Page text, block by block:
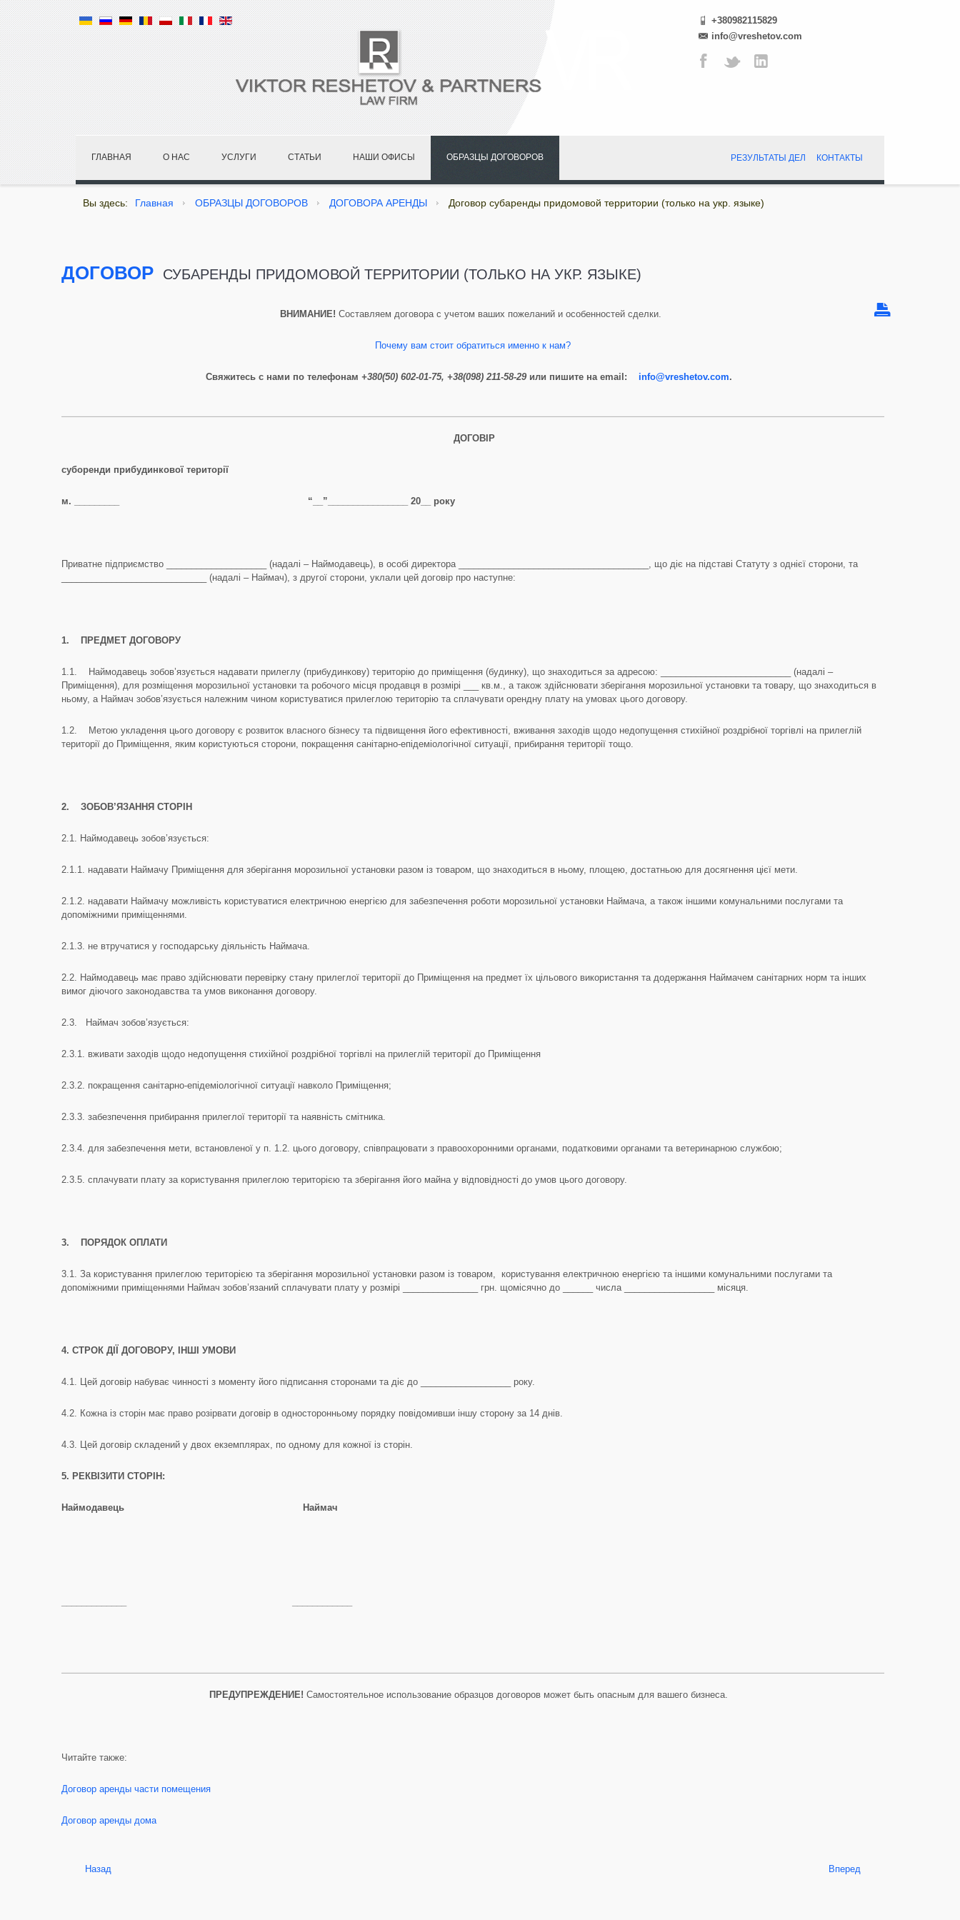
+380982115829
info@vreshetov.com
РЕЗУЛЬТАТЫ ДЕЛ КОНТАКТЫ
ГЛАВНАЯ О НАС УСЛУГИ СТАТЬИ НАШИ ОФИСЫ ОБРАЗЦЫ ДОГОВОРОВ
Вы здесь: Главная ОБРАЗЦЫ ДОГОВОРОВ ДОГОВОРА АРЕНДЫ Договор субаренды придомовой территории (только на укр. языке)
ДОГОВОР СУБАРЕНДЫ ПРИДОМОВОЙ ТЕРРИТОРИИ (ТОЛЬКО НА УКР. ЯЗЫКЕ)
ВНИМАНИЕ! Составляем договора с учетом ваших пожеланий и особенностей сделки.
Почему вам стоит обратиться именно к нам?
Свяжитесь с нами по телефонам +380(50) 602-01-75, +38(098) 211-58-29 или пишите на email: info@vreshetov.com.
ДОГОВІР
суборенди прибудинкової території
м. _________ “__”________________ 20__ року
Приватне підприємство ____________________ (надалі – Наймодавець), в особі директора ______________________________________, що діє на підставі Статуту з однієї сторони, та
_____________________________ (надалі – Наймач), з другої сторони, уклали цей договір про наступне:
1. ПРЕДМЕТ ДОГОВОРУ
1.1. Наймодавець зобов’язується надавати прилеглу (прибудинкову) територію до приміщення (будинку), що знаходиться за адресою: __________________________ (надалі –
Приміщення), для розміщення морозильної установки та робочого місця продавця в розмірі ___ кв.м., а також здійснювати зберігання морозильної установки та товару, що знаходиться в
ньому, а Наймач зобов’язується належним чином користуватися прилеглою територію та сплачувати орендну плату на умовах цього договору.
1.2. Метою укладення цього договору є розвиток власного бізнесу та підвищення його ефективності, вживання заходів щодо недопущення стихійної роздрібної торгівлі на прилеглій
території до Приміщення, яким користуються сторони, покращення санітарно-епідеміологічної ситуації, прибирання території тощо.
2. ЗОБОВ’ЯЗАННЯ СТОРІН
2.1. Наймодавець зобов’язується:
2.1.1. надавати Наймачу Приміщення для зберігання морозильної установки разом із товаром, що знаходиться в ньому, площею, достатньою для досягнення цієї мети.
2.1.2. надавати Наймачу можливість користуватися електричною енергією для забезпечення роботи морозильної установки Наймача, а також іншими комунальними послугами та
допоміжними приміщеннями.
2.1.3. не втручатися у господарську діяльність Наймача.
2.2. Наймодавець має право здійснювати перевірку стану прилеглої території до Приміщення на предмет їх цільового використання та додержання Наймачем санітарних норм та інших
вимог діючого законодавства та умов виконання договору.
2.3. Наймач зобов’язується:
2.3.1. вживати заходів щодо недопущення стихійної роздрібної торгівлі на прилеглій території до Приміщення
2.3.2. покращення санітарно-епідеміологічної ситуації навколо Приміщення;
2.3.3. забезпечення прибирання прилеглої території та наявність смітника.
2.3.4. для забезпечення мети, встановленої у п. 1.2. цього договору, співпрацювати з правоохоронними органами, податковими органами та ветеринарною службою;
2.3.5. сплачувати плату за користування прилеглою територією та зберігання його майна у відповідності до умов цього договору.
3. ПОРЯДОК ОПЛАТИ
3.1. За користування прилеглою територією та зберігання морозильної установки разом із товаром, користування електричною енергією та іншими комунальними послугами та
допоміжними приміщеннями Наймач зобов’язаний сплачувати плату у розмірі _______________ грн. щомісячно до ______ числа __________________ місяця.
4. СТРОК ДІЇ ДОГОВОРУ, ІНШІ УМОВИ
4.1. Цей договір набуває чинності з моменту його підписання сторонами та діє до __________________ року.
4.2. Кожна із сторін має право розірвати договір в односторонньому порядку повідомивши іншу сторону за 14 днів.
4.3. Цей договір складений у двох екземплярах, по одному для кожної із сторін.
5. РЕКВІЗИТИ СТОРІН:
Наймодавець Наймач
ПРЕДУПРЕЖДЕНИЕ! Самостоятельное использование образцов договоров может быть опасным для вашего бизнеса.
Читайте также:
Договор аренды части помещения
Договор аренды дома
Назад Вперед